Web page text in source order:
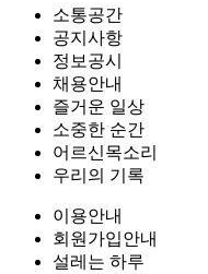
소통공간
공지사항
정보공시
채용안내
즐거운 일상
소중한 순간
어르신목소리
우리의 기록
이용안내
회원가입안내
설레는 하루